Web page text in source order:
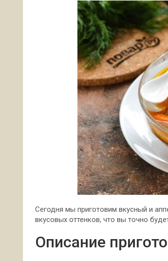
Сегодня мы приготовим вкусный и
вкусовых оттенков, что вы точно
Описание